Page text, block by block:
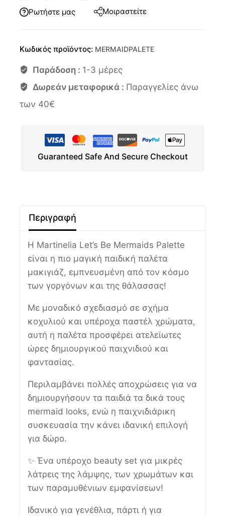
Ρωτήστε μας
Μοιραστείτε
Κωδικός προϊόντος: MERMAIDPALETE
Παράδοση : 1-3 μέρες
Δωρεάν μεταφορικά : Παραγγελίες άνω
των 40€
Guaranteed Safe And Secure Checkout
Περιγραφή
Η Martinelia Let’s Be Mermaids Palette
είναι η πιο μαγική παιδική παλέτα
μακιγιάζ, εμπνευσμένη από τον κόσμο
των γοργόνων και της θάλασσας!
Με μοναδικό σχεδιασμό σε σχήμα
κοχυλιού και υπέροχα παστέλ χρώματα,
αυτή η παλέτα προσφέρει ατελείωτες
ώρες δημιουργικού παιχνιδιού και
φαντασίας.
Περιλαμβάνει πολλές αποχρώσεις για να
δημιουργήσουν τα παιδιά τα δικά τους
mermaid looks, ενώ η παιχνιδιάρικη
συσκευασία την κάνει ιδανική επιλογή
για δώρο.
✨ Ένα υπέροχο beauty set για μικρές
λάτρεις της λάμψης, των χρωμάτων και
των παραμυθένιων εμφανίσεων!
Ιδανικό για γενέθλια, πάρτι ή για